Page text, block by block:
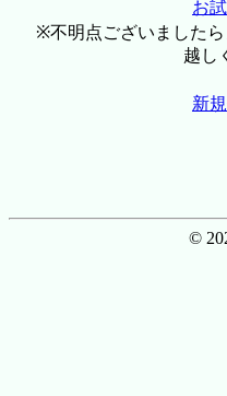
お
※不明点ございました
越し
新
©